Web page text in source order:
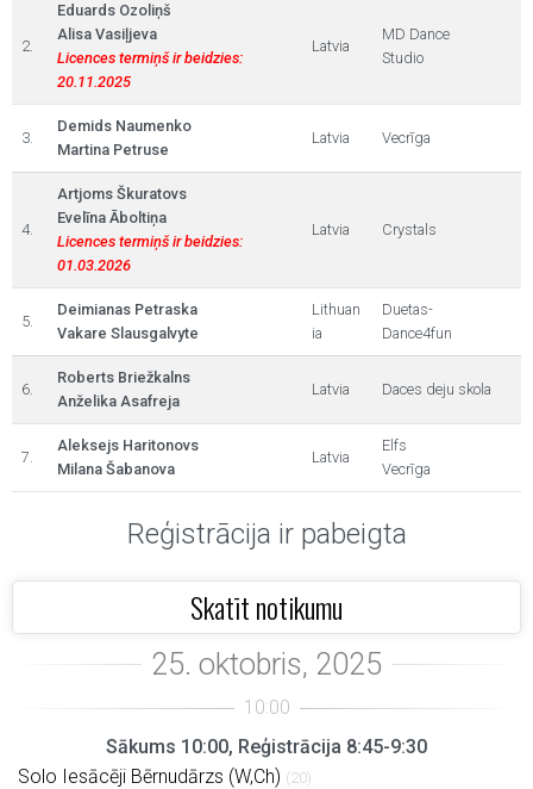
2.
Eduards Ozoliņš
Alisa Vasiļjeva
Licences termiņš ir beidzies:
20.11.2025
Latvia
MD Dance
Studio
3.
Demids Naumenko
Martina Petruse
Latvia Vecrīga
4.
Artjoms Škuratovs
Evelīna Āboltiņa
Licences termiņš ir beidzies:
01.03.2026
Latvia Crystals
5.
Deimianas Petraska
Vakare Slausgalvyte
Lithuan
ia
Duetas-
Dance4fun
6.
Roberts Briežkalns
Anželika Asafreja
Latvia Daces deju skola
7.
Aleksejs Haritonovs
Milana Šabanova
Latvia
Elfs
Vecrīga
Reģistrācija ir pabeigta
Skatīt notikumu
Sākums 10:00, Reģistrācija 8:45-9:30
Solo Iesācēji Bērnudārzs (W,Ch) (20)